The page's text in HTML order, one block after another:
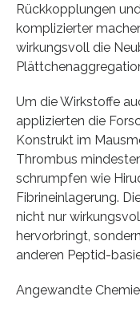
Rückkopplungen
komplizierter
wirkungsvoll die
Um die Wirkstoffe
applizierten die
Konstrukt im
Thrombus
schrumpfen wie
Fibrineinlagerung.
nicht nur
hervorbringt,
anderen Peptid-
Angewandte